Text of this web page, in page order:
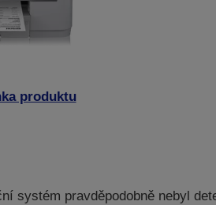
produktu
systém pravděpodobně nebyl